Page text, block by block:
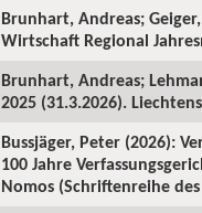
Brunhart, Andreas;
Wirtschaft Regional
Brunhart, Andreas;
2025 (31.3.2026).
Bussjäger, Peter (2026):
100 Jahre
Nomos (Schriftenreihe